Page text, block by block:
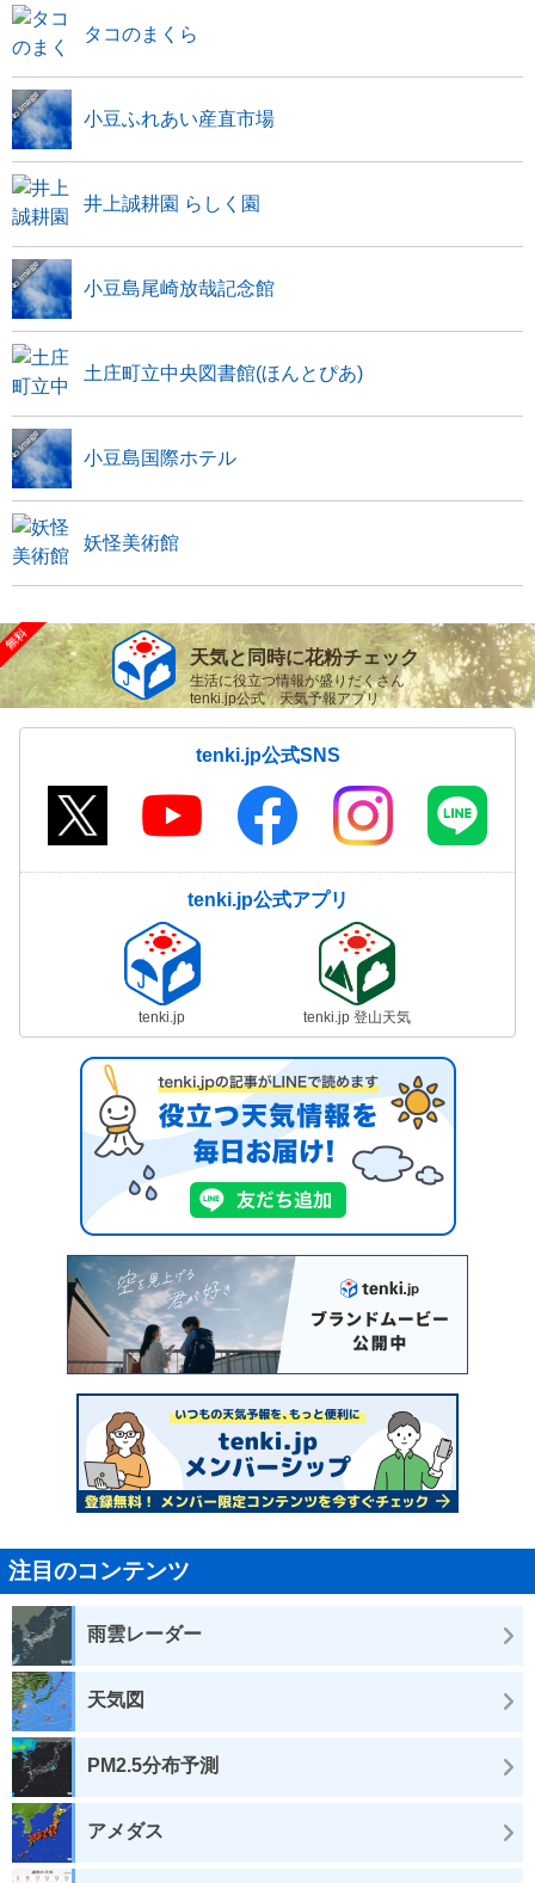
タコのまくら
小豆ふれあい産直市場
井上誠耕園 らしく園
小豆島尾崎放哉記念館
土庄町立中央図書館(ほんとぴあ)
小豆島国際ホテル
妖怪美術館
天気と同時に花粉チェック
生活に役立つ情報が盛りだくさん
tenki.jp公式 天気予報アプリ
tenki.jp公式SNS
tenki.jp公式アプリ
tenki.jp tenki.jp 登山天気
注目のコンテンツ
雨雲レーダー
天気図
PM2.5分布予測
アメダス